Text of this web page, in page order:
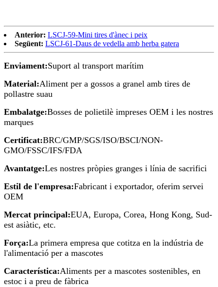
Anterior: LSCJ-59-Mini tires d'ànec i peix
Següent: LSCJ-61-Daus de vedella amb herba gatera
Enviament:Suport al transport marítim
Material:Aliment per a gossos a granel amb tires de
pollastre suau
Embalatge:Bosses de polietilè impreses OEM i les nostres
marques
Certificat:BRC/GMP/SGS/ISO/BSCI/NON-
GMO/FSSC/IFS/FDA
Avantatge:Les nostres pròpies granges i línia de sacrifici
Estil de l'empresa:Fabricant i exportador, oferim servei
OEM
Mercat principal:EUA, Europa, Corea, Hong Kong, Sud-
est asiàtic, etc.
Força:La primera empresa que cotitza en la indústria de
l'alimentació per a mascotes
Característica:Aliments per a mascotes sostenibles, en
estoc i a preu de fàbrica